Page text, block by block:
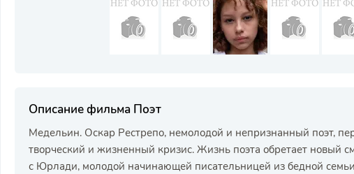
Описание фильма Поэт
Медельин. Оскар Рестрепо, немолодой и непризнанный поэт,
творческий и жизненный кризис. Жизнь поэта обретает новый
с Юрлади, молодой начинающей писательницей из бедной